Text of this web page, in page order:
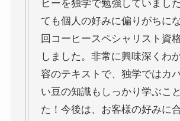
ヒーを独学で勉強していまし
ても個人の好みに偏りがちに
回コーヒースペシャリスト資
しました。非常に興味深くわ
容のテキストで、独学ではカ
い豆の知識もしっかり学ぶこ
た！今後は、お客様の好みに